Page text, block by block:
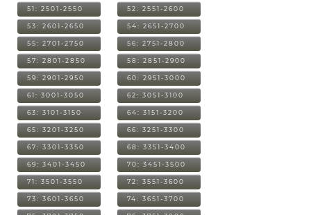
51: 2501-2550 52: 2551-2600
53: 2601-2650 54: 2651-2700
55: 2701-2750 56: 2751-2800
57: 2801-2850 58: 2851-2900
59: 2901-2950 60: 2951-3000
61: 3001-3050 62: 3051-3100
63: 3101-3150 64: 3151-3200
65: 3201-3250 66: 3251-3300
67: 3301-3350 68: 3351-3400
69: 3401-3450 70: 3451-3500
71: 3501-3550 72: 3551-3600
73: 3601-3650 74: 3651-3700